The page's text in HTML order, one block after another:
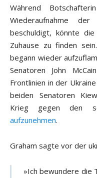
Während
Wiederaufnahme
beschuldigt, könnte
Zuhause zu finden
begann wieder
Senatoren John
Frontlinien in der
beiden Senatoren
Krieg gegen den
aufzunehmen.
Graham sagte vor der
»Ich bewundere die